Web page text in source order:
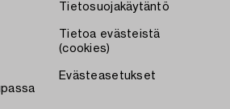
Tietosuojakäytäntö
Tietoa evästeistä
(cookies)
Evästeasetukset